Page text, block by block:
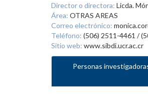
Director o directora: Licda.
Área: OTRAS AREAS
Correo electrónico:
Teléfono: (506) 2511-4461 /
Sitio web: www.sibdi.ucr.ac.cr
Personas